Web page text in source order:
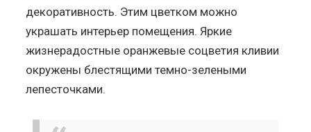
декоративность. Этим цветком можно
украшать интерьер помещения. Яркие
жизнерадостные оранжевые соцветия кливии
окружены блестящими темно-зелеными
лепесточками.